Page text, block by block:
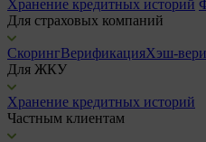
Хранение кредитных историй
Для страховых компаний
СкорингВерификацияХэш-
Для ЖКУ
Хранение кредитных историй
Частным клиентам